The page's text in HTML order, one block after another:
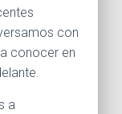
con
conocer en
a